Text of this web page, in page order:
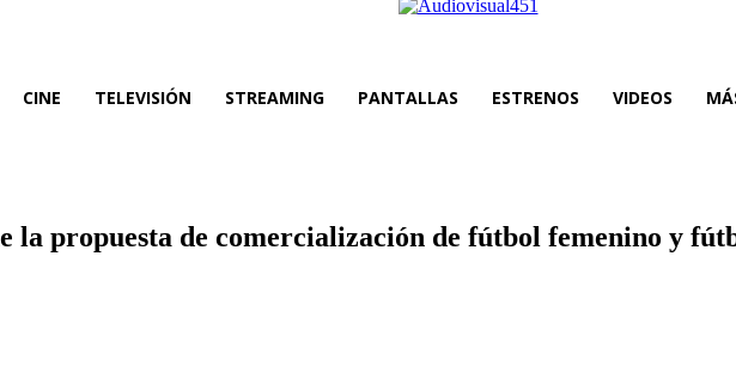
CINE TELEVISIÓN STREAMING PANTALLAS ESTRENOS VIDEOS
la propuesta de comercialización de fútbol femenino y